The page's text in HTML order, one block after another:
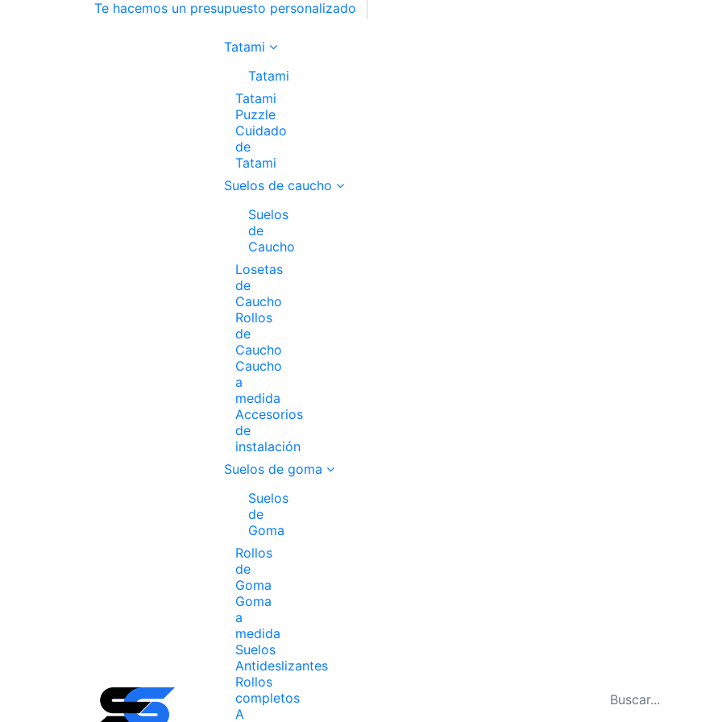
Te hacemos un presupuesto personalizado
Tatami
Tatami
Tatami
Puzzle
Cuidado
de
Tatami
Suelos de caucho
Suelos
de
Caucho
Losetas
de
Caucho
Rollos
de
Caucho
Caucho
a
medida
Accesorios
de
instalación
Suelos de goma
Suelos
de
Goma
Rollos
de
Goma
Goma
a
medida
Suelos
Antideslizantes
Rollos
completos
A